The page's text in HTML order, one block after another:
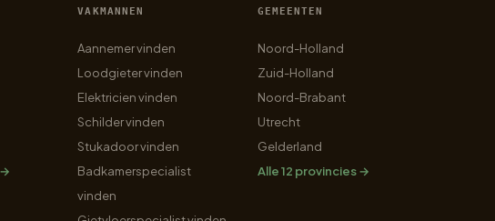
VAKMANNEN
Aannemer vinden
Loodgieter vinden
Elektricien vinden
Schilder vinden
Stukadoor vinden
Badkamerspecialist
vinden
GEMEENTEN
Noord-Holland
Zuid-Holland
Noord-Brabant
Utrecht
Gelderland
Alle 12 provincies →